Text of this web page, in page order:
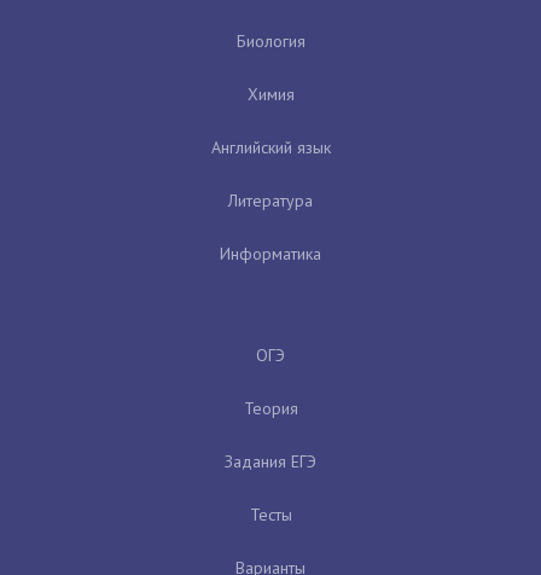
Биология
Химия
Английский язык
Литература
Информатика
ОГЭ
Теория
Задания ЕГЭ
Тесты
Варианты